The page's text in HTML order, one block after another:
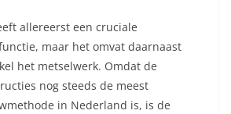
allereerst een cruciale
maar het omvat daarnaast
het metselwerk. Omdat de
nog steeds de meest
in Nederland is, is de